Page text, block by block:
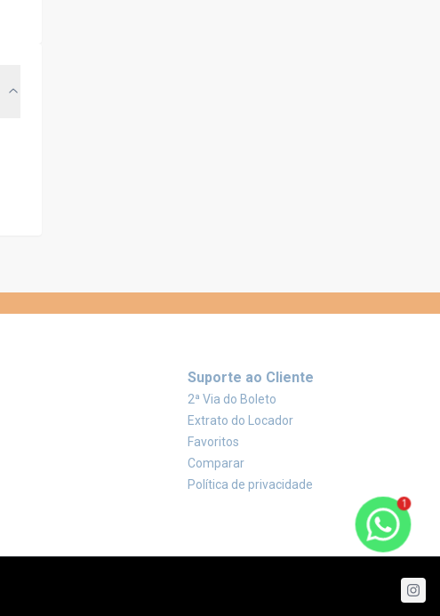
Suporte ao Cliente
2ª Via do Boleto
Extrato do Locador
Favoritos
Comparar
Política de privacidade
1